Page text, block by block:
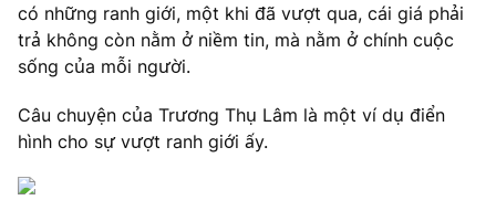
có những ranh giới, một khi đã vượt qua, cái giá phải
trả không còn nằm ở niềm tin, mà nằm ở chính cuộc
sống của mỗi người.
Câu chuyện của Trương Thụ Lâm là một ví dụ điển
hình cho sự vượt ranh giới ấy.